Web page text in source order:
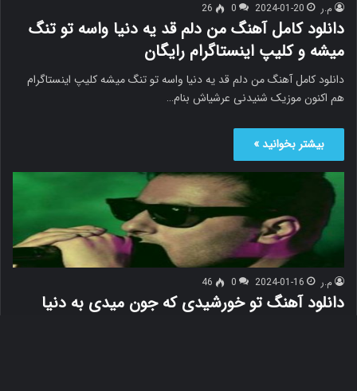
م.ر 2024-01-20
0
26
دانلود کامل آهنگ من دلم قد یه دنیا واسه تو تنگ
میشه و کلیپ اینستاگرام رایگان
دانلود کامل آهنگ من دلم قد یه دنیا واسه تو تنگ میشه کلیپ اینستاگرام
هم اکنون موزیک شنیدنی عرشیاش بنام…
بیشتر بخوانید »
م.ر 2024-01-16
0
46
دانلود آهنگ تو خورشیدی که جون میدی به دنیا